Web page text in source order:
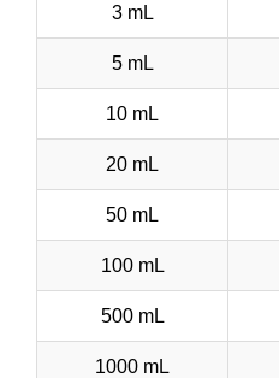
3 mL
5 mL
10 mL
20 mL
50 mL
100 mL
500 mL
1000 mL